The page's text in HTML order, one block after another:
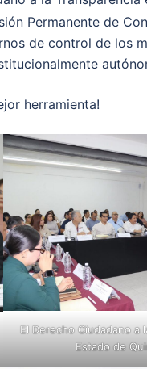
Permanente de
de control de los
herramienta!
El Derecho Ciudadano a
Estado de